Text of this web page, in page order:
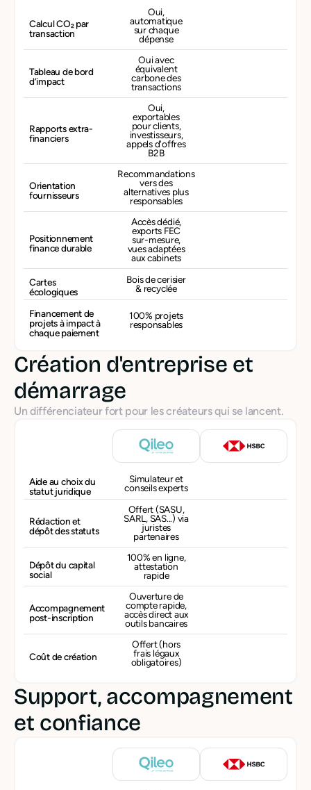
Calcul CO₂ par
transaction
Oui,
automatique
sur chaque
dépense
Tableau de bord
d’impact
Oui avec
équivalent
carbone des
transactions
Rapports extra-
financiers
Oui,
exportables
pour clients,
investisseurs,
appels d'offres
B2B
Orientation
fournisseurs
Recommandations
vers des
alternatives plus
responsables
Positionnement
finance durable
Accès dédié,
exports FEC
sur-mesure,
vues adaptées
aux cabinets
Cartes
écologiques
Bois de cerisier
& recyclée
Financement de
projets à impact à
chaque paiement
100% projets
responsables
Création d'entreprise et
démarrage
Un différenciateur fort pour les créateurs qui se lancent.
Aide au choix du
statut juridique
Simulateur et
conseils experts
Rédaction et
dépôt des statuts
Offert (SASU,
SARL, SAS...) via
juristes
partenaires
Dépôt du capital
social
100% en ligne,
attestation
rapide
Accompagnement
post-inscription
Ouverture de
compte rapide,
accès direct aux
outils bancaires
Coût de création
Offert (hors
frais légaux
obligatoires)
Support, accompagnement
et confiance